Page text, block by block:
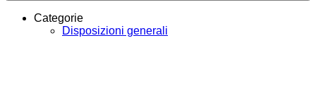
Categorie
Disposizioni generali